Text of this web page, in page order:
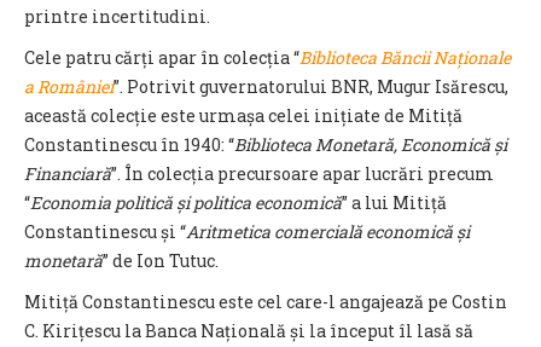
printre incertitudini.
Cele patru cărți apar în colecția “Biblioteca Băncii Naționale
a României”. Potrivit guvernatorului BNR, Mugur Isărescu,
această colecție este urmașa celei inițiate de Mitiță
Constantinescu în 1940: “Biblioteca Monetară, Economică și
Financiară”. În colecția precursoare apar lucrări precum
“Economia politică și politica economică” a lui Mitiță
Constantinescu și “Aritmetica comercială economică și
monetară” de Ion Tutuc.
Mitiță Constantinescu este cel care-l angajează pe Costin
C. Kirițescu la Banca Națională și la început îl lasă să